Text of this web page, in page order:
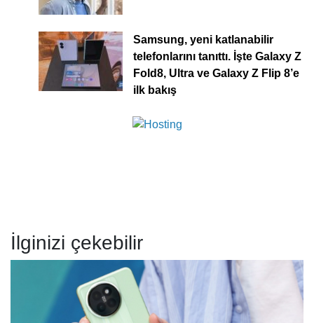
Samsung, yeni katlanabilir
telefonlarını tanıttı. İşte Galaxy Z
Fold8, Ultra ve Galaxy Z Flip 8’e
ilk bakış
İlginizi çekebilir